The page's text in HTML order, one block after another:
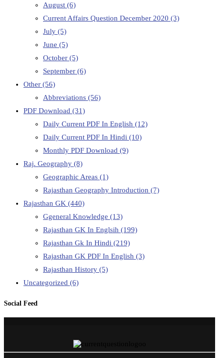
August (6)
Current Affairs Question December 2020 (3)
July (5)
June (5)
October (5)
September (6)
Other (56)
Abbreviations (56)
PDF Download (31)
Daily Current PDF In English (12)
Daily Current PDF In Hindi (10)
Monthly PDF Download (9)
Raj. Geography (8)
Geographic Areas (1)
Rajasthan Geography Introduction (7)
Rajasthan GK (440)
Ggeneral Knowledge (13)
Rajasthan GK In Englsih (199)
Rajasthan Gk In Hindi (219)
Rajasthan GK PDF In English (3)
Rajasthan History (5)
Uncategorized (6)
Social Feed